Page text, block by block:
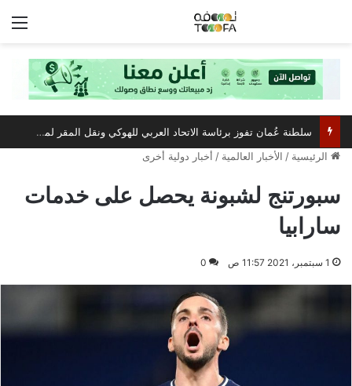
سلطنة عُمان تفوز برئاسة الاتحاد العربي للهوكي ونقل المقر لمسقط
الرئيسية / الأخبار العالمية / أخبار دولية أخرى
سبورتنج لشبونة يحصل على خدمات
سارابيا
1 سبتمبر، 2021 11:57 ص 0